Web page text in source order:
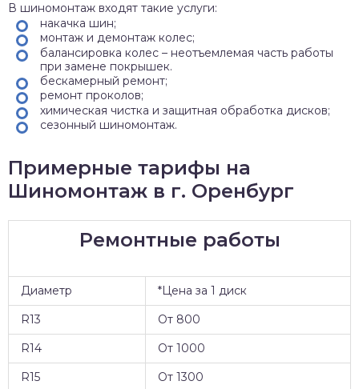
В шиномонтаж входят такие услуги:
накачка шин;
монтаж и демонтаж колес;
балансировка колес – неотъемлемая часть работы
при замене покрышек.
бескамерный ремонт;
ремонт проколов;
химическая чистка и защитная обработка дисков;
сезонный шиномонтаж.
Примерные тарифы на
Шиномонтаж в г. Оренбург
Ремонтные работы
Диаметр
*Цена за 1 диск
R13
От 800
R14
От 1000
R15
От 1300